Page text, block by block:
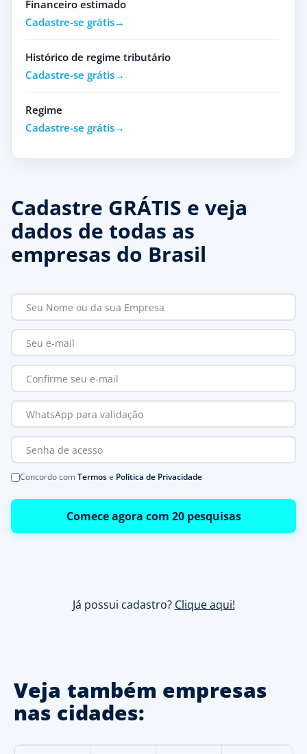
Financeiro estimado
Cadastre-se grátis
Histórico de regime tributário
Cadastre-se grátis
Regime
Cadastre-se grátis
Cadastre GRÁTIS e veja
dados de todas as
empresas do Brasil
Concordo comTermose Política de Privacidade
Comece agora com 20 pesquisas
Já possui cadastro? Clique aqui!
Veja também empresas
nas cidades: